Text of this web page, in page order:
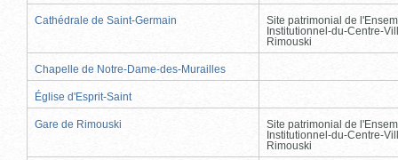
Cathédrale de Saint-Germain
Site patrimonial de
Institutionnel-du-Centre-
Rimouski
Chapelle de Notre-Dame-des-Murailles
Église d'Esprit-Saint
Gare de Rimouski
Site patrimonial de
Institutionnel-du-Centre-
Rimouski